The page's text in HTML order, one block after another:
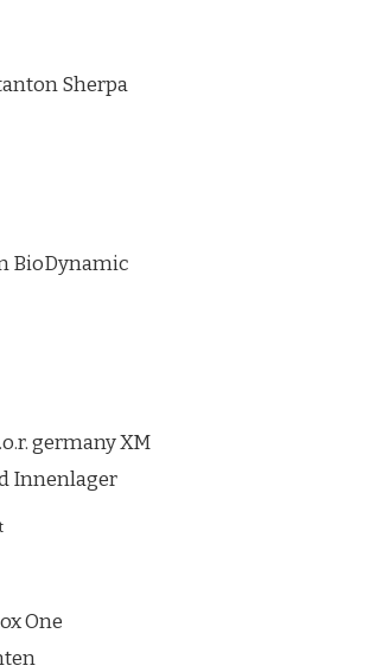
Sherpa
BioDynamic
germany XM
Innenlager
One